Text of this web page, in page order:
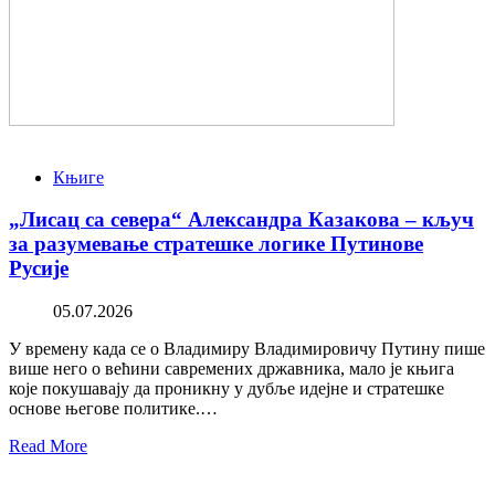
Књиге
„Лисац са севера“ Александра Казакова – кључ
за разумевање стратешке логике Путинове
Русије
05.07.2026
У времену када се о Владимиру Владимировичу Путину пише
више него о већини савремених државника, мало је књига
које покушавају да проникну у дубље идејне и стратешке
основе његове политике.…
Read More